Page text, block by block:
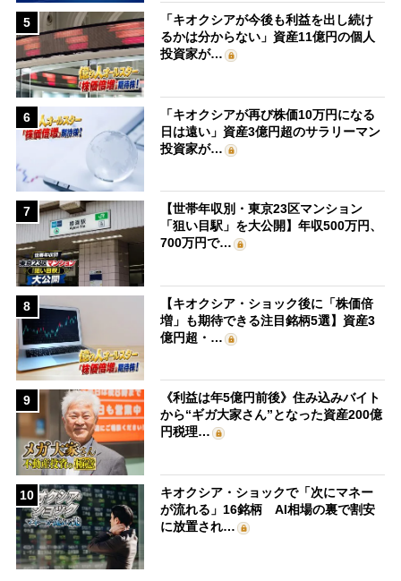
5
「キオクシアが今後も利益を出し続け
るかは分からない」資産11億円の個人
投資家が…
6
「キオクシアが再び株価10万円になる
日は遠い」資産3億円超のサラリーマン
投資家が…
7
【世帯年収別・東京23区マンション
「狙い目駅」を大公開】年収500万円、
700万円で…
8
【キオクシア・ショック後に「株価倍
増」も期待できる注目銘柄5選】資産3
億円超・…
9
《利益は年5億円前後》住み込みバイト
から“ギガ大家さん”となった資産200億
円税理…
10
キオクシア・ショックで「次にマネー
が流れる」16銘柄 AI相場の裏で割安
に放置され…